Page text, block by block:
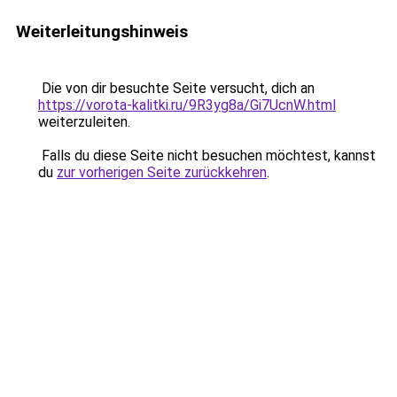
Weiterleitungshinweis
Die von dir besuchte Seite versucht, dich an
https://vorota-kalitki.ru/9R3yg8a/Gi7UcnW.html
weiterzuleiten.
Falls du diese Seite nicht besuchen möchtest, kannst
du zur vorherigen Seite zurückkehren.